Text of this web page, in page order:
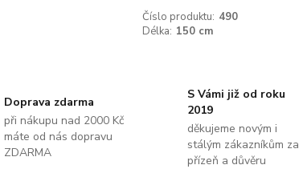
Číslo produktu: 490
Délka: 150 cm
Doprava zdarma
při nákupu nad 2000 Kč
máte od nás dopravu
ZDARMA
S Vámi již od roku
2019
děkujeme novým i
stálým zákazníkům za
přízeň a důvěru